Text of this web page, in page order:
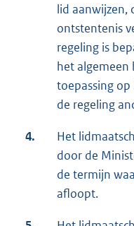
lid aanwijzen,
ontstentenis
regeling is
het algemeen
toepassing
de regeling
4.
Het
door de
de termijn
afloopt.